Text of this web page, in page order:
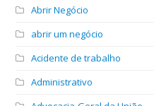
Abrir Negócio
abrir um negócio
Acidente de trabalho
Administrativo